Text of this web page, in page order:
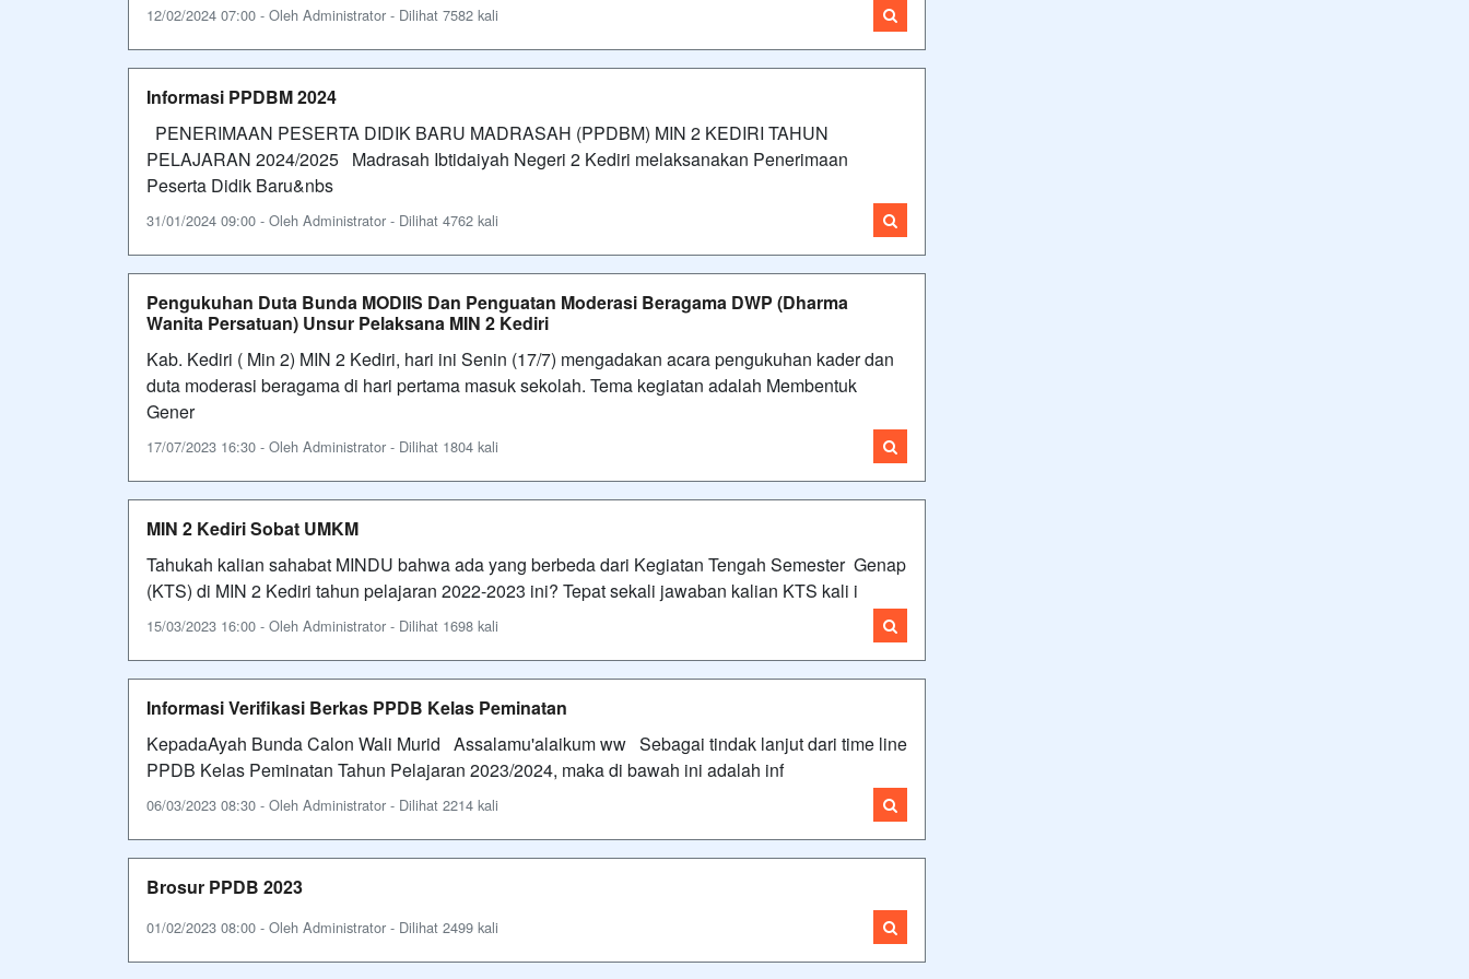
12/02/2024 07:00 - Oleh Administrator - Dilihat 7582 kali
Informasi PPDBM 2024
PENERIMAAN PESERTA DIDIK BARU MADRASAH (PPDBM) MIN 2 KEDIRI TAHUN
PELAJARAN 2024/2025 Madrasah Ibtidaiyah Negeri 2 Kediri melaksanakan Penerimaan
Peserta Didik Baru&nbs
31/01/2024 09:00 - Oleh Administrator - Dilihat 4762 kali
Pengukuhan Duta Bunda MODIIS Dan Penguatan Moderasi Beragama DWP (Dharma
Wanita Persatuan) Unsur Pelaksana MIN 2 Kediri
Kab. Kediri ( Min 2) MIN 2 Kediri, hari ini Senin (17/7) mengadakan acara pengukuhan kader dan
duta moderasi beragama di hari pertama masuk sekolah. Tema kegiatan adalah Membentuk
Gener
17/07/2023 16:30 - Oleh Administrator - Dilihat 1804 kali
MIN 2 Kediri Sobat UMKM
Tahukah kalian sahabat MINDU bahwa ada yang berbeda dari Kegiatan Tengah Semester Genap
(KTS) di MIN 2 Kediri tahun pelajaran 2022-2023 ini? Tepat sekali jawaban kalian KTS kali i
15/03/2023 16:00 - Oleh Administrator - Dilihat 1698 kali
Informasi Verifikasi Berkas PPDB Kelas Peminatan
KepadaAyah Bunda Calon Wali Murid Assalamu'alaikum ww Sebagai tindak lanjut dari time line
PPDB Kelas Peminatan Tahun Pelajaran 2023/2024, maka di bawah ini adalah inf
06/03/2023 08:30 - Oleh Administrator - Dilihat 2214 kali
Brosur PPDB 2023
01/02/2023 08:00 - Oleh Administrator - Dilihat 2499 kali